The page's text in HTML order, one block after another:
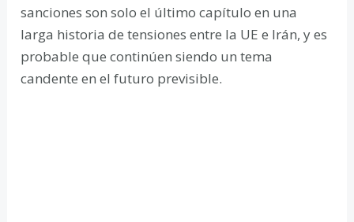
sanciones son solo el último capítulo en una
larga historia de tensiones entre la UE e Irán, y es
probable que continúen siendo un tema
candente en el futuro previsible.